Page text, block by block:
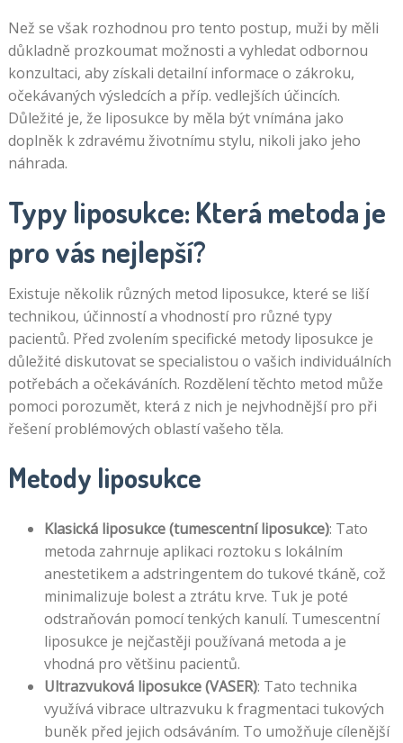
Než se však rozhodnou pro tento postup, muži by měli
důkladně prozkoumat možnosti a vyhledat odbornou
konzultaci, aby získali detailní informace o zákroku,
očekávaných výsledcích a příp. vedlejších účincích.
Důležité je, že liposukce by měla být vnímána jako
doplněk k zdravému životnímu stylu, nikoli jako jeho
náhrada.
Typy liposukce: Která metoda je
pro vás nejlepší?
Existuje několik různých metod liposukce, které se liší
technikou, účinností a vhodností pro různé typy
pacientů. Před zvolením specifické metody liposukce je
důležité diskutovat se specialistou o vašich individuálních
potřebách a očekáváních. Rozdělení těchto metod může
pomoci porozumět, která z nich je nejvhodnější pro při
řešení problémových oblastí vašeho těla.
Metody liposukce
Klasická liposukce (tumescentní liposukce): Tato
metoda zahrnuje aplikaci roztoku s lokálním
anestetikem a adstringentem do tukové tkáně, což
minimalizuje bolest a ztrátu krve. Tuk je poté
odstraňován pomocí tenkých kanulí. Tumescentní
liposukce je nejčastěji používaná metoda a je
vhodná pro většinu pacientů.
Ultrazvuková liposukce (VASER): Tato technika
využívá vibrace ultrazvuku k fragmentaci tukových
buněk před jejich odsáváním. To umožňuje cílenější